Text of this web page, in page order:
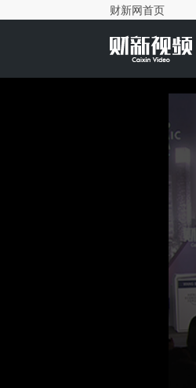
财新网首页